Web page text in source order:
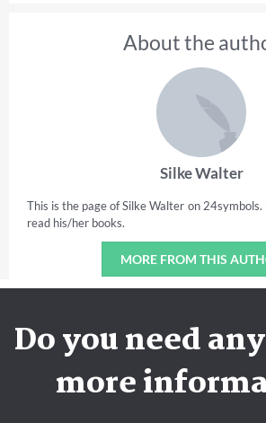
About the
Silke Walter
This is the page of Silke Walter on 24symbols.
read his/her books.
MORE FROM THIS
Do you need
more